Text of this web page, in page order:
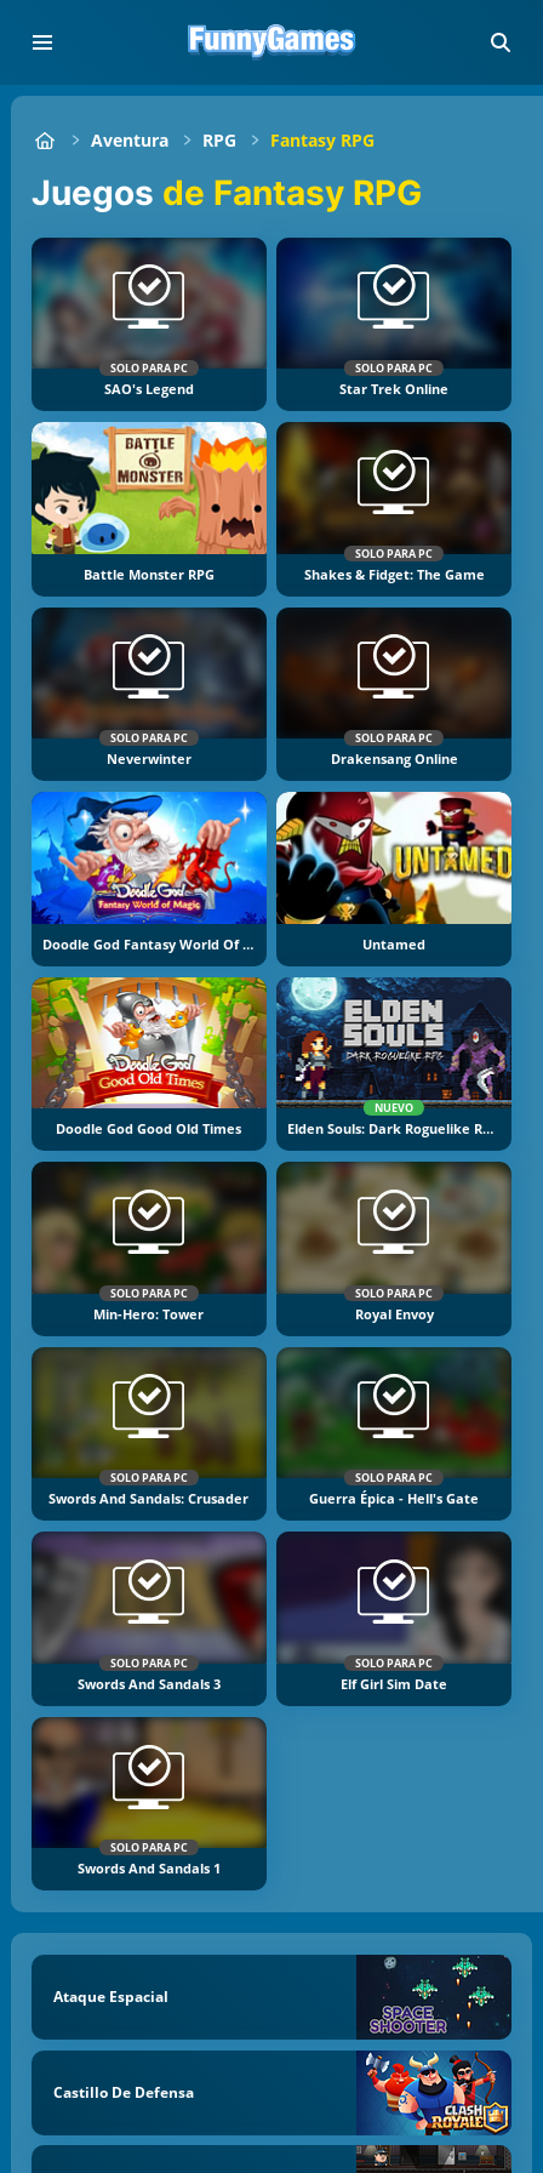
Aventura RPG Fantasy RPG
Juegos de Fantasy RPG
SOLO PARA PC
SAO's Legend
SOLO PARA PC
Star Trek Online
Battle Monster RPG
SOLO PARA PC
Shakes & Fidget: The Game
SOLO PARA PC
Neverwinter
SOLO PARA PC
Drakensang Online
Doodle God Fantasy World Of Magic Untamed
Doodle God Good Old Times
NUEVO
Elden Souls: Dark Roguelike RPG
SOLO PARA PC
Min-Hero: Tower
SOLO PARA PC
Royal Envoy
SOLO PARA PC
Swords And Sandals: Crusader
SOLO PARA PC
Guerra Épica - Hell's Gate
SOLO PARA PC
Swords And Sandals 3
SOLO PARA PC
Elf Girl Sim Date
SOLO PARA PC
Swords And Sandals 1
Ataque Espacial
Castillo De Defensa